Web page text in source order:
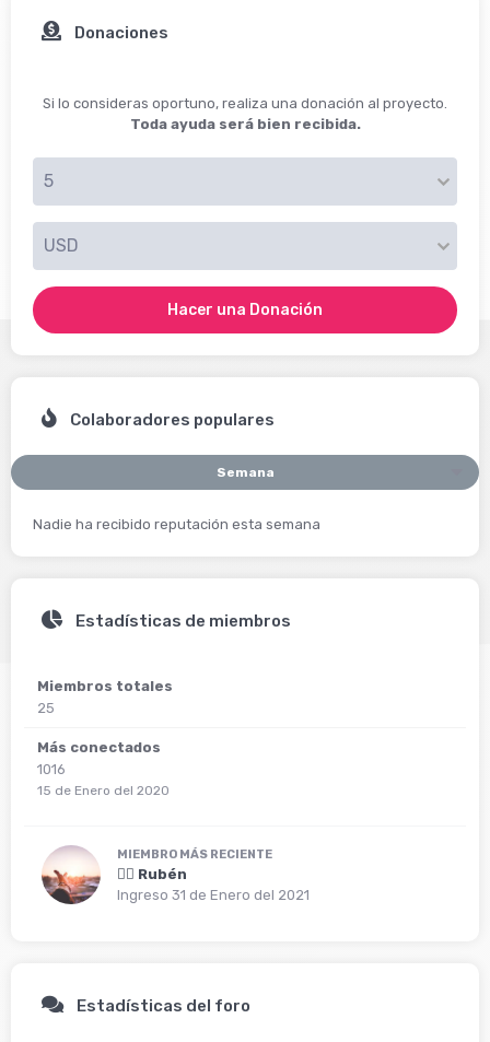
Donaciones
Si lo consideras oportuno, realiza una donación al proyecto.
Toda ayuda será bien recibida.
Hacer una Donación
Colaboradores populares
Semana
Nadie ha recibido reputación esta semana
Estadísticas de miembros
Miembros totales
25
Más conectados
1016
15 de Enero del 2020
MIEMBRO MÁS RECIENTE
🙍‍♂️ Rubén
Ingreso 31 de Enero del 2021
Estadísticas del foro